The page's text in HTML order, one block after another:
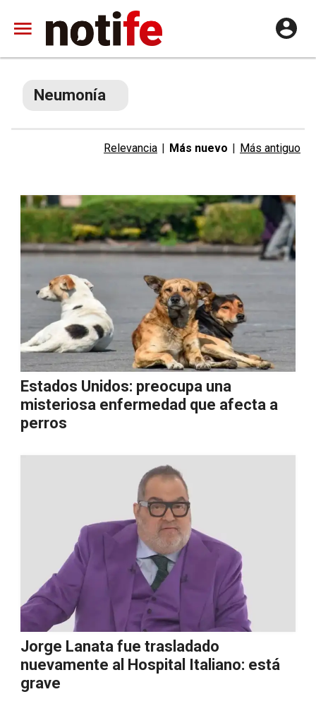
Neumonía
Relevancia | Más nuevo | Más antiguo
Estados Unidos: preocupa una
misteriosa enfermedad que afecta a
perros
Jorge Lanata fue trasladado
nuevamente al Hospital Italiano: está
grave